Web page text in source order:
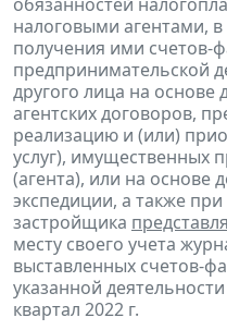
налоговыми агентами,
получения ими счетов-
предпринимательской
другого лица на основе
агентских договоров,
реализацию и (или)
услуг), имущественных
(агента), или на основе
экспедиции, а также
застройщика
месту своего учета
выставленных счетов-
указанной деятельности
квартал 2022 г.